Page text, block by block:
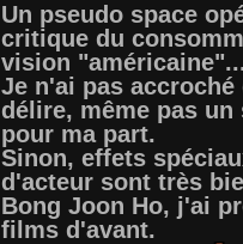
Un pseudo space
critique du
vision
Je n'ai pas accroché
délire, même pas un
pour ma part.
Sinon, effets
d'acteur sont très
Bong Joon Ho, j'ai
films d'avant.